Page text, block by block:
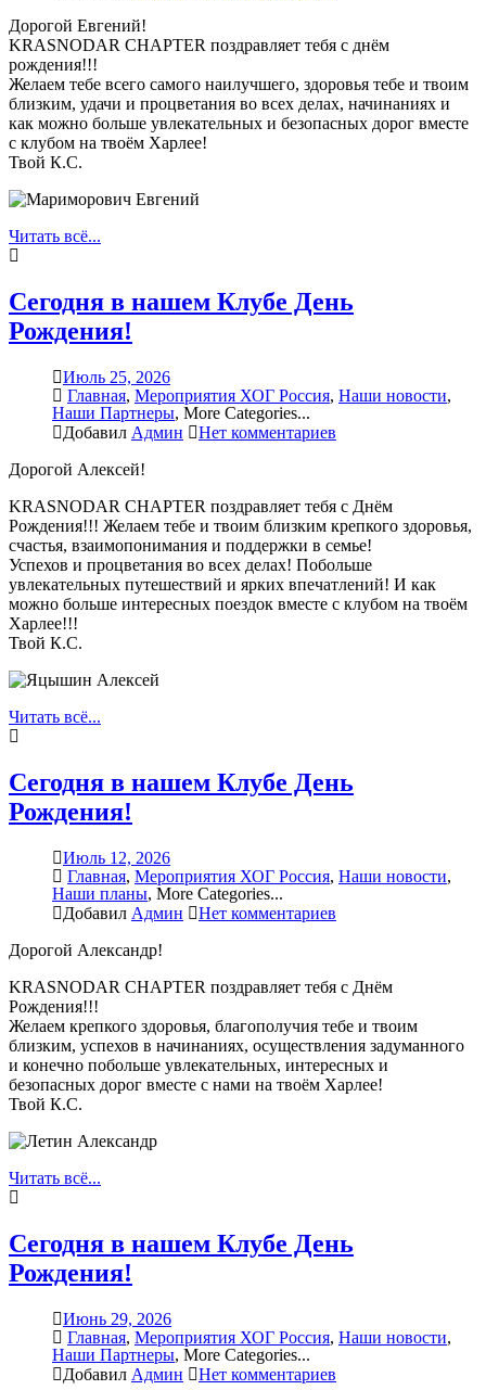
Дорогой Евгений!
KRASNODAR CHAPTER поздравляет тебя с днём
рождения!!!
Желаем тебе всего самого наилучшего, здоровья тебе и твоим
близким, удачи и процветания во всех делах, начинаниях и
как можно больше увлекательных и безопасных дорог вместе
с клубом на твоём Харлее!
Твой К.С.
Читать всё...
Сегодня в нашем Клубе День
Рождения!
Июль 25, 2026
Главная, Мероприятия ХОГ Россия, Наши новости,
Наши Партнеры, More Categories...
Добавил Админ
Нет комментариев
Дорогой Алексей!
KRASNODAR CHAPTER поздравляет тебя с Днём
Рождения!!! Желаем тебе и твоим близким крепкого здоровья,
счастья, взаимопонимания и поддержки в семье!
Успехов и процветания во всех делах! Побольше
увлекательных путешествий и ярких впечатлений! И как
можно больше интересных поездок вместе с клубом на твоём
Харлее!!!
Твой К.С.
Читать всё...
Сегодня в нашем Клубе День
Рождения!
Июль 12, 2026
Главная, Мероприятия ХОГ Россия, Наши новости,
Наши планы, More Categories...
Добавил Админ
Нет комментариев
Дорогой Александр!
KRASNODAR CHAPTER поздравляет тебя с Днём
Рождения!!!
Желаем крепкого здоровья, благополучия тебе и твоим
близким, успехов в начинаниях, осуществления задуманного
и конечно побольше увлекательных, интересных и
безопасных дорог вместе с нами на твоём Харлее!
Твой К.С.
Читать всё...
Сегодня в нашем Клубе День
Рождения!
Июнь 29, 2026
Главная, Мероприятия ХОГ Россия, Наши новости,
Наши Партнеры, More Categories...
Добавил Админ Нет комментариев